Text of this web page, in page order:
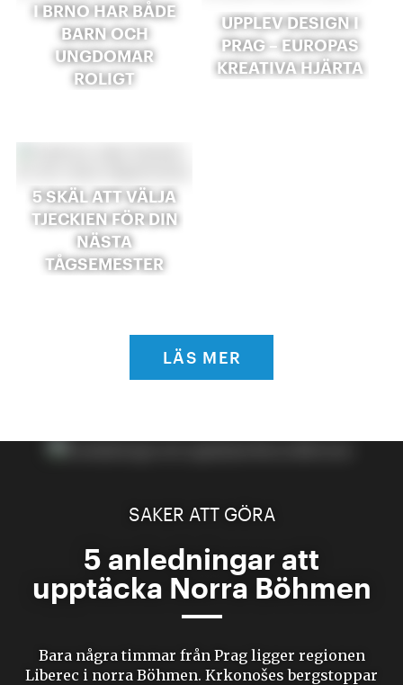
I BRNO HAR BÅDE
BARN OCH
UNGDOMAR
ROLIGT
UPPLEV DESIGN I
PRAG – EUROPAS
KREATIVA HJÄRTA
5 SKÄL ATT VÄLJA
TJECKIEN FÖR DIN
NÄSTA
TÅGSEMESTER
LÄS MER
SAKER ATT GÖRA
5 anledningar att
upptäcka Norra Böhmen
Bara några timmar från Prag ligger regionen
Liberec i norra Böhmen. Krkonošes bergstoppar